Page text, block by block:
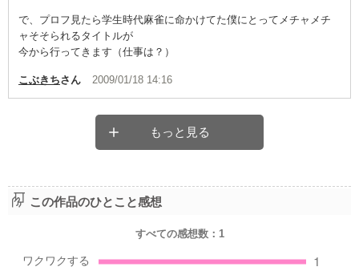
で、プロフ見たら学生時代麻雀に命かけてた僕にとってメチャメチ
ャそそられるタイトルが
今から行ってきます（仕事は？）
こぶきちさん 2009/01/18 14:16
もっと見る
この作品のひとこと感想
すべての感想数： 1